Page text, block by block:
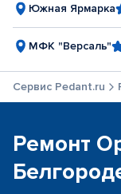
Южная Ярмарка
МФК "Версаль"
Сервис Pedant.ru
Ремонт